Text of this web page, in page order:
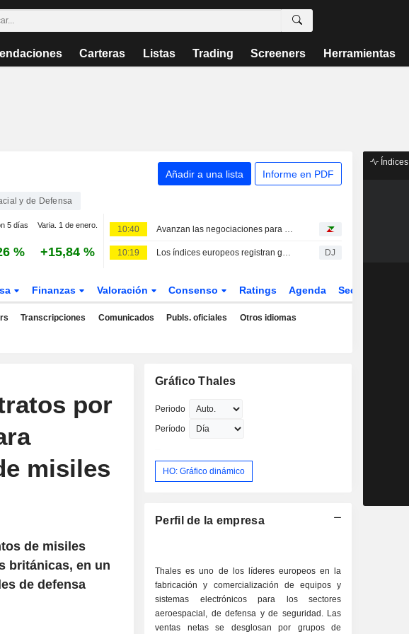
Carteras Listas Trading Screeners Herramientas
Añadir a una lista Informe en PDF
y de Defensa
5 días Varia. 1 de enero.
% +15,84 %
10:40 Avanzan las negociaciones para la venta de 114 cazas Rafale a la India
10:19 Los índices europeos registran ganancias en un arranque de sesión moderado -- Market Talk DJ
Finanzas Valoración Consenso Ratings Agenda Sector
Transcripciones Comunicados Publs. oficiales Otros idiomas
por
misiles
de misiles
británicas, en un
de defensa
Gráfico Thales
Periodo
Período
HO: Gráfico dinámico
Perfil de la empresa
Thales es uno de los líderes europeos en la
fabricación y comercialización de equipos y
sistemas electrónicos para los sectores
aeroespacial, de defensa y de seguridad. Las
ventas netas se desglosan por grupos de
Índices